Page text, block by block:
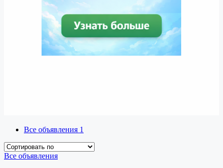
Все объявления 1
Все объявления